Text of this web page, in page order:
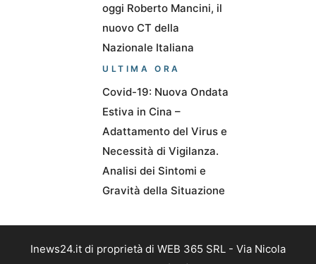
oggi Roberto Mancini, il
nuovo CT della
Nazionale Italiana
ULTIMA ORA
Covid-19: Nuova Ondata
Estiva in Cina –
Adattamento del Virus e
Necessità di Vigilanza.
Analisi dei Sintomi e
Gravità della Situazione
Inews24.it di proprietà di WEB 365 SRL - Via Nicola